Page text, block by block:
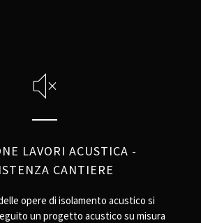
LAVORI ACUSTICA -
CANTIERE
opere di isolamento acustico si
un progetto acustico su misura